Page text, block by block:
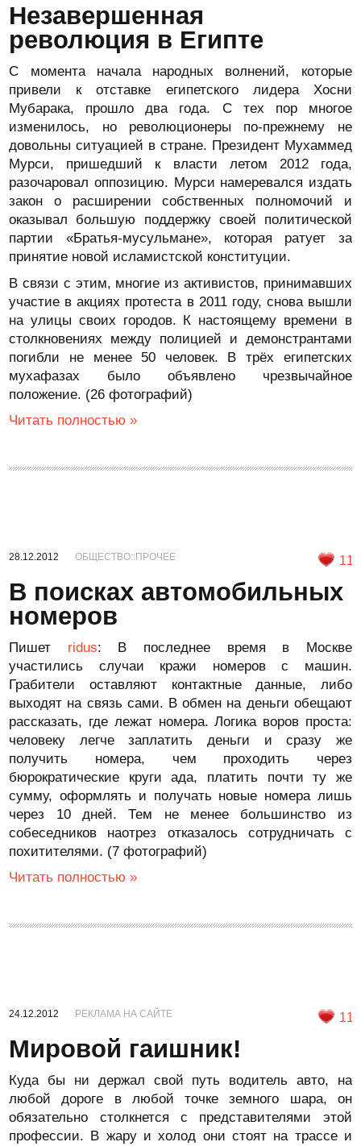
Незавершенная
революция в Египте
С момента начала народных волнений, которые
привели к отставке египетского лидера Хосни
Мубарака, прошло два года. С тех пор многое
изменилось, но революционеры по-прежнему не
довольны ситуацией в стране. Президент Мухаммед
Мурси, пришедший к власти летом 2012 года,
разочаровал оппозицию. Мурси намеревался издать
закон о расширении собственных полномочий и
оказывал большую поддержку своей политической
партии «Братья-мусульмане», которая ратует за
принятие новой исламистской конституции.
В связи с этим, многие из активистов, принимавших
участие в акциях протеста в 2011 году, снова вышли
на улицы своих городов. К настоящему времени в
столкновениях между полицией и демонстрантами
погибли не менее 50 человек. В трёх египетских
мухафазах было объявлено чрезвычайное
положение. (26 фотографий)
Читать полностью »
28.12.2012 ОБЩЕСТВО::ПРОЧЕЕ 11
В поисках автомобильных
номеров
Пишет ridus: В последнее время в Москве
участились случаи кражи номеров с машин.
Грабители оставляют контактные данные, либо
выходят на связь сами. В обмен на деньги обещают
рассказать, где лежат номера. Логика воров проста:
человеку легче заплатить деньги и сразу же
получить номера, чем проходить через
бюрократические круги ада, платить почти ту же
сумму, оформлять и получать новые номера лишь
через 10 дней. Тем не менее большинство из
собеседников наотрез отказалось сотрудничать с
похитителями. (7 фотографий)
Читать полностью »
24.12.2012 РЕКЛАМА НА САЙТЕ 11
Мировой гаишник!
Куда бы ни держал свой путь водитель авто, на
любой дороге в любой точке земного шара, он
обязательно столкнется с представителями этой
профессии. В жару и холод они стоят на трассе и